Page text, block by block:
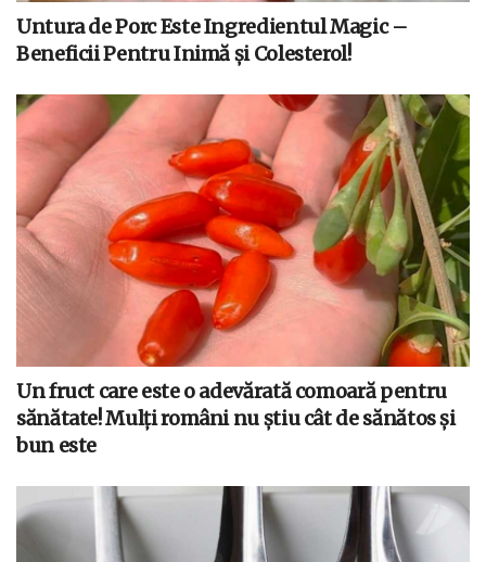
Untura de Porc Este Ingredientul Magic –
Beneficii Pentru Inimă și Colesterol!
Un fruct care este o adevărată comoară pentru
sănătate! Mulți români nu știu cât de sănătos și
bun este